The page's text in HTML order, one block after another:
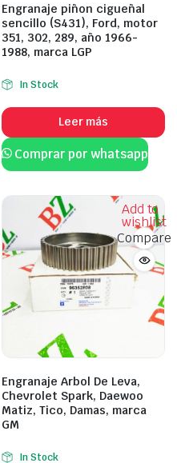
Engranaje piñon cigueñal
sencillo (S431), Ford, motor
351, 302, 289, año 1966-
1988, marca LGP
In Stock
Leer más
Comprar por whatsapp
Add to
wishlist
Compare
Engranaje Arbol De Leva,
Chevrolet Spark, Daewoo
Matiz, Tico, Damas, marca
GM
In Stock